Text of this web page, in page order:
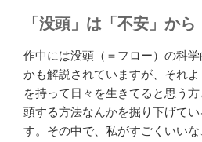
「没頭」は「不安」から
作中には没頭（＝フロー）の科
かも解説されていますが、それよ
を持って日々を生きてると思う
頭する方法なんかを掘り下げて
す。その中で、私がすごくいい